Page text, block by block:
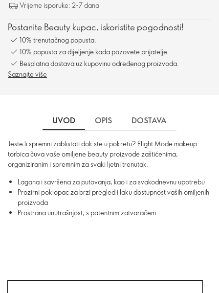
Vrijeme isporuke: 2-7 dana
Postanite Beauty kupac, iskoristite pogodnosti!
10% trenutačnog popusta.
10% popusta za dijeljenje kada pozovete prijatelje.
Besplatna dostava uz kupovinu određenog proizvoda.
Saznajte više
UVOD OPIS DOSTAVA
Jeste li spremni zablistati dok ste u pokretu? Flight Mode makeup
torbica čuva vaše omiljene beauty proizvode zaštićenima,
organiziranim i spremnim za svaki ljetni trenutak.
Lagana i savršena za putovanja, kao i za svakodnevnu upotrebu
Prozirni poklopac za brzi pregled i laku dostupnost vaših omiljenih
proizvoda
Prostrana unutrašnjost, s patentnim zatvaračem